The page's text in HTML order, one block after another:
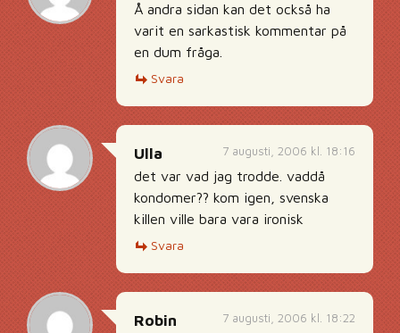
Å andra sidan kan det också ha
varit en sarkastisk kommentar på
en dum fråga.
Svara
7 augusti, 2006 kl. 18:16
Ulla
det var vad jag trodde. vaddå
kondomer?? kom igen, svenska
killen ville bara vara ironisk
Svara
7 augusti, 2006 kl. 18:22
Robin